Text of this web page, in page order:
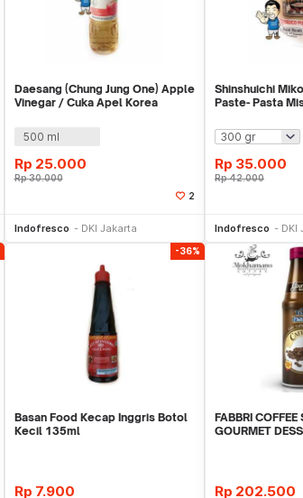
Daesang (Chung Jung One) Apple
Vinegar / Cuka Apel Korea
500 ml
Rp 25.000
Rp30.000
2
Indofresco DKI Jakarta
Shinshuichi
Paste- Pasta
Rp 35.000
Rp42.000
Indofresco DKI
-36%
Basan Food Kecap Inggris Botol
Kecil 135ml
Rp 7.900
FABBRI COFFEE
GOURMET
Rp 202.500